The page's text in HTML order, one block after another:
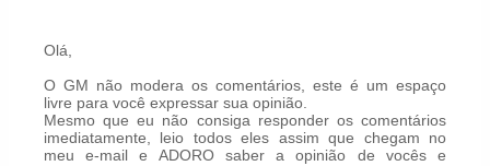
Olá,
O GM não modera os comentários, este é um espaço
livre para você expressar sua opinião.
Mesmo que eu não consiga responder os comentários
imediatamente, leio todos eles assim que chegam no
meu e-mail e ADORO saber a opinião de vocês e